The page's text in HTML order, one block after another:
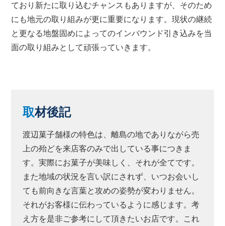
ており新たに取り込むチャンスもありますが、そのため
にも地元の取り組みが更に重要になります。現状の継続
と更なる地盤固めによってのインバウンド引き込みを当
面の取り組みとして頑張っていきます。
取材後記
渡辺菓子舗様の特色は、離島の地でありながら売
上の殆どを来店客のみで出している事につきま
す。実際にお菓子が美味しく、それが全てです。
また地域の状況を言い訳にされず、いつお会いし
ても前向きな言葉と攻めの姿勢が変わりません。
それがお客様に伝わっているように感じます。考
え方を是非ご参考にして頂きたいお店です。これ